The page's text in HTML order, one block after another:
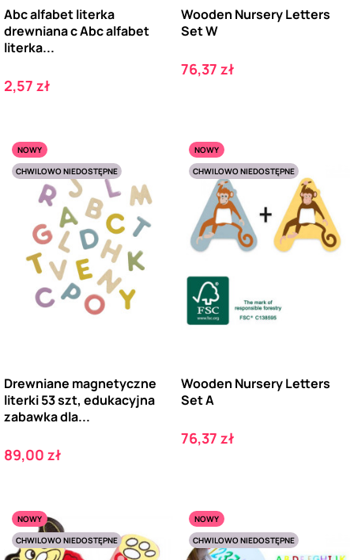
Abc alfabet literka
drewniana c Abc alfabet
literka...
Cena
2,57 zł
Wooden Nursery Letters
Set W
Cena
76,37 zł
NOWY
CHWILOWO NIEDOSTĘPNE
Drewniane magnetyczne
literki 53 szt, edukacyjna
zabawka dla...
Cena
89,00 zł
NOWY
CHWILOWO NIEDOSTĘPNE
Wooden Nursery Letters
Set A
Cena
76,37 zł
NOWY
CHWILOWO NIEDOSTĘPNE
NOWY
CHWILOWO NIEDOSTĘPNE